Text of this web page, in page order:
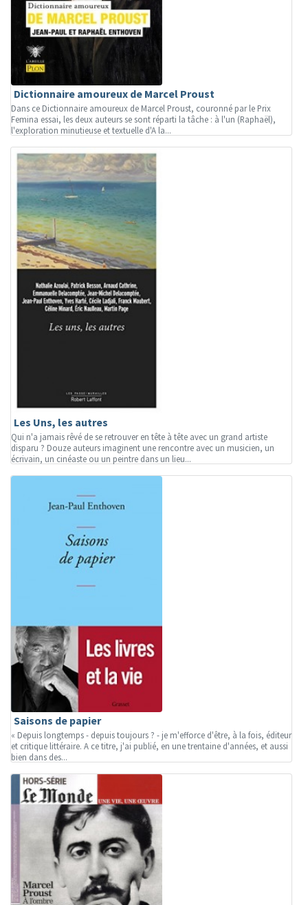
Dictionnaire amoureux de Marcel Proust
Dans ce Dictionnaire amoureux de Marcel Proust, couronné par le Prix
Femina essai, les deux auteurs se sont réparti la tâche : à l'un (Raphaël),
l'exploration minutieuse et textuelle d'A la...
Les Uns, les autres
Qui n'a jamais rêvé de se retrouver en tête à tête avec un grand artiste
disparu ? Douze auteurs imaginent une rencontre avec un musicien, un
écrivain, un cinéaste ou un peintre dans un lieu...
Saisons de papier
« Depuis longtemps - depuis toujours ? - je m'efforce d'être, à la fois, éditeur
et critique littéraire. A ce titre, j'ai publié, en une trentaine d'années, et aussi
bien dans des...